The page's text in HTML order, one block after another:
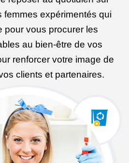
femmes expérimentés qui
pour vous procurer les
au bien-être de vos
renforcer votre image de
clients et partenaires.